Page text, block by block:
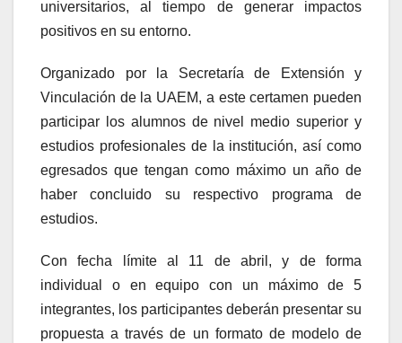
universitarios, al tiempo de generar impactos
positivos en su entorno.
Organizado por la Secretaría de Extensión y
Vinculación de la UAEM, a este certamen pueden
participar los alumnos de nivel medio superior y
estudios profesionales de la institución, así como
egresados que tengan como máximo un año de
haber concluido su respectivo programa de
estudios.
Con fecha límite al 11 de abril, y de forma
individual o en equipo con un máximo de 5
integrantes, los participantes deberán presentar su
propuesta a través de un formato de modelo de